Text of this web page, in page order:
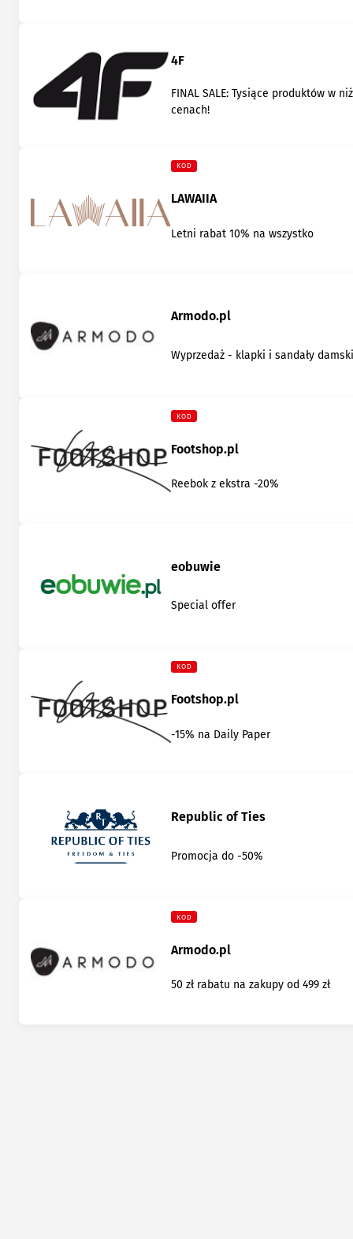
4F
FINAL SALE: Tysiące produktów w
cenach!
KOD
LAWAIIA
Letni rabat 10% na wszystko
Armodo.pl
Wyprzedaż - klapki i sandały
KOD
Footshop.pl
Reebok z ekstra -20%
eobuwie
Special offer
KOD
Footshop.pl
-15% na Daily Paper
Republic of Ties
Promocja do -50%
KOD
Armodo.pl
50 zł rabatu na zakupy od 499 zł